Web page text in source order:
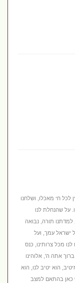
חי מאכלו, ושלחנו
שהנחלת לנו
תורה, נבואה
עמך, ועל
צרותינו, כנס
אתה ה', אלוהינו
הוא יטיב לנו, הוא
בהתאם למצב